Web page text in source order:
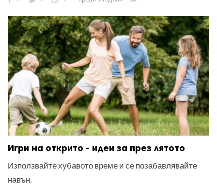
Игри на открито - идеи за през лятото
Използвайте хубавото време и се позабавлявайте
навън.